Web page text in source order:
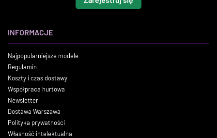
INFORMACJE
Najpopularniejsze modele
Regulamin
Koszty i czas dostawy
Współpraca hurtowa
Newsletter
Dostawa Warszawa
Polityka prywatności
Własność intelektualna